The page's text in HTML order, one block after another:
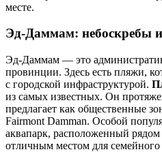
месте.
Эд-Даммам: небоскребы
Эд-Даммам — это
провинции. Здесь есть пляжи,
с городской инфраструктурой.
из самых известных. Он
предлагает как общественные
Fairmont Damman. Особой
аквапарк, расположенный рядом
отличным местом для семейного